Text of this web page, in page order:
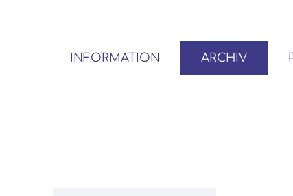
INFORMATION ARCHIV